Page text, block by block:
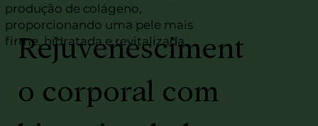
produção de colágeno,
proporcionando uma pele mais
firme, hidratada e revitalizada.
Rejuvenesciment
o corporal com